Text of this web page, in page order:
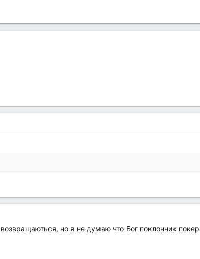
но я не думаю что Бог поклонник